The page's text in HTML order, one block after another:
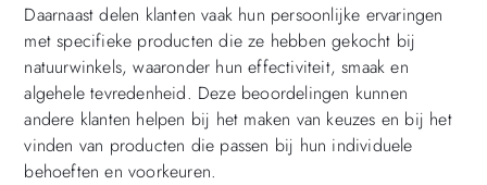
Daarnaast delen klanten vaak hun persoonlijke ervaringen
met specifieke producten die ze hebben gekocht bij
natuurwinkels, waaronder hun effectiviteit, smaak en
algehele tevredenheid. Deze beoordelingen kunnen
andere klanten helpen bij het maken van keuzes en bij het
vinden van producten die passen bij hun individuele
behoeften en voorkeuren.